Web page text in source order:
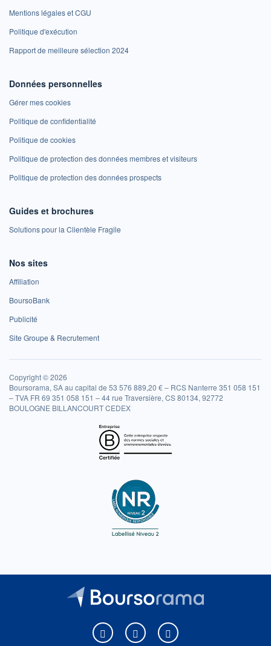
Mentions légales et CGU
Politique d'exécution
Rapport de meilleure sélection 2024
Données personnelles
Gérer mes cookies
Politique de confidentialité
Politique de cookies
Politique de protection des données membres et visiteurs
Politique de protection des données prospects
Guides et brochures
Solutions pour la Clientèle Fragile
Nos sites
Affiliation
BoursoBank
Publicité
Site Groupe & Recrutement
Copyright © 2026
Boursorama, SA au capital de 53 576 889,20 € – RCS Nanterre 351 058 151
– TVA FR 69 351 058 151 – 44 rue Traversière, CS 80134, 92772
BOULOGNE BILLANCOURT CEDEX
Boursorama sur Facebook
Boursorama sur XBoursorama sur